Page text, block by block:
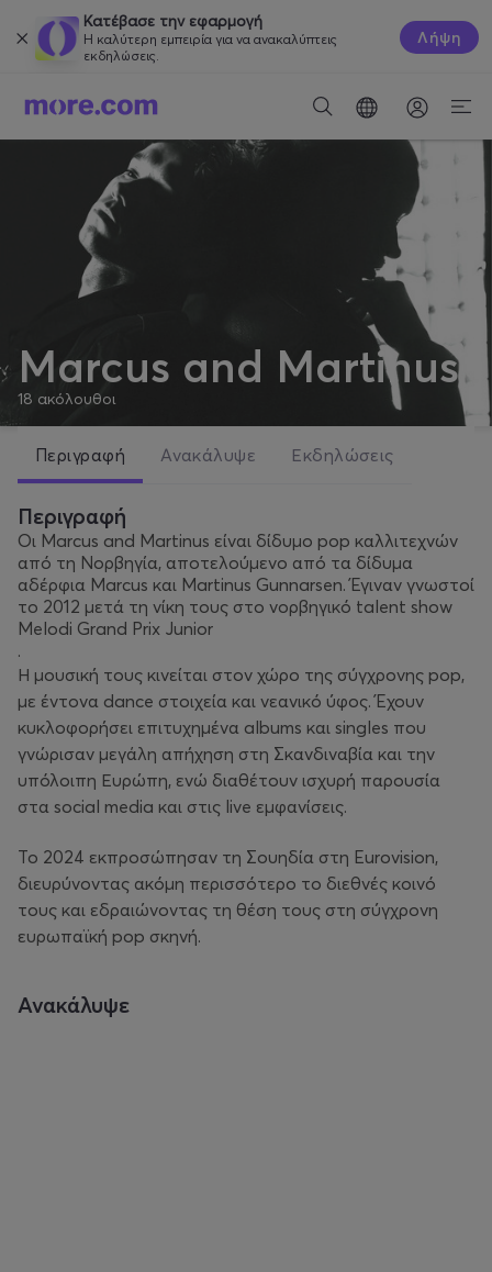
Κατέβασε την εφαρμογή
Η καλύτερη εμπειρία για να ανακαλύπτεις
εκδηλώσεις.
Λήψη
Marcus and Martinus
18 ακόλουθοι
Περιγραφή Ανακάλυψε Εκδηλώσεις
Περιγραφή
Οι Marcus and Martinus είναι δίδυμο pop καλλιτεχνών
από τη Νορβηγία, αποτελούμενο από τα δίδυμα
αδέρφια Marcus και Martinus Gunnarsen. Έγιναν γνωστοί
το 2012 μετά τη νίκη τους στο νορβηγικό talent show
Melodi Grand Prix Junior
.
Η μουσική τους κινείται στον χώρο της σύγχρονης pop,
με έντονα dance στοιχεία και νεανικό ύφος. Έχουν
κυκλοφορήσει επιτυχημένα albums και singles που
γνώρισαν μεγάλη απήχηση στη Σκανδιναβία και την
υπόλοιπη Ευρώπη, ενώ διαθέτουν ισχυρή παρουσία
στα social media και στις live εμφανίσεις.
Το 2024 εκπροσώπησαν τη Σουηδία στη Eurovision,
διευρύνοντας ακόμη περισσότερο το διεθνές κοινό
τους και εδραιώνοντας τη θέση τους στη σύγχρονη
ευρωπαϊκή pop σκηνή.
Ανακάλυψε